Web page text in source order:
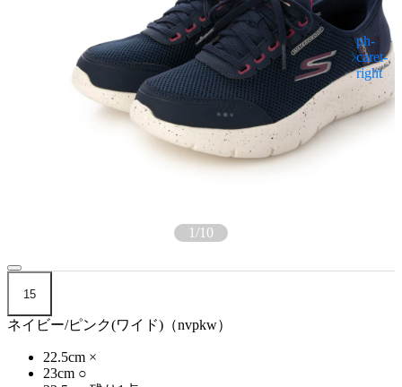
1/10
15
ネイビー/ピンク(ワイド)（nvpkw）
22.5cm ×
23cm ○